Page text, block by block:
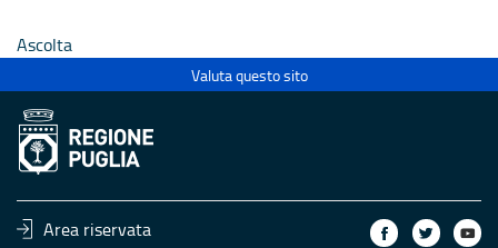
Ascolta
Valuta questo sito
Area riservata